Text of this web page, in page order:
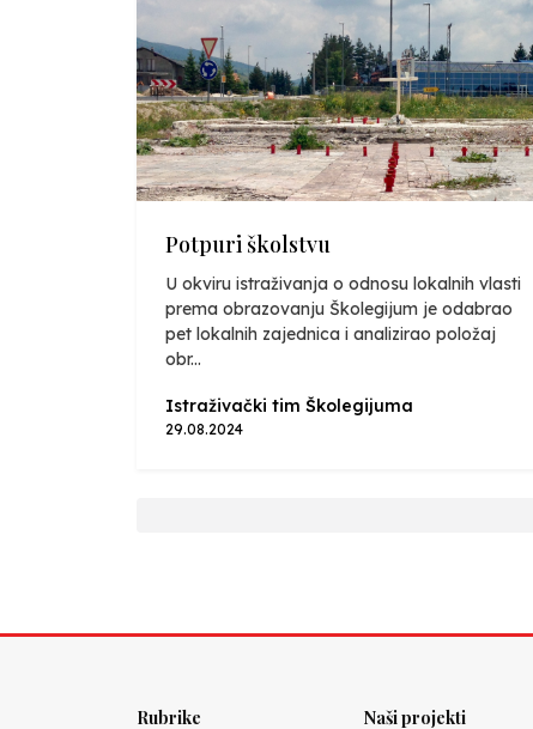
Potpuri školstvu
U okviru istraživanja o odnosu lokalnih vlasti
prema obrazovanju Školegijum je odabrao
pet lokalnih zajednica i analizirao položaj
obr...
Istraživački tim Školegijuma
29.08.2024
Rubrike Naši projekti